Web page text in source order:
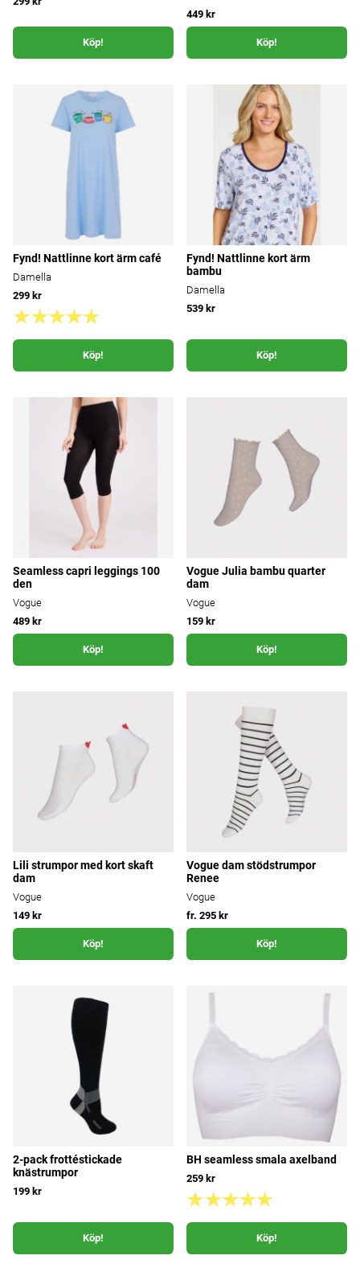
Köp!
449 kr
Köp!
Fynd! Nattlinne kort ärm café
Damella
299 kr
Köp!
Fynd! Nattlinne kort ärm
bambu
Damella
539 kr
Köp!
Seamless capri leggings 100
den
Vogue
489 kr
Köp!
Vogue Julia bambu quarter
dam
Vogue
159 kr
Köp!
Lili strumpor med kort skaft
dam
Vogue
149 kr
Köp!
Vogue dam stödstrumpor
Renee
Vogue
fr. 295 kr
Köp!
2-pack frottéstickade
knästrumpor
199 kr
Köp!
BH seamless smala axelband
259 kr
Köp!